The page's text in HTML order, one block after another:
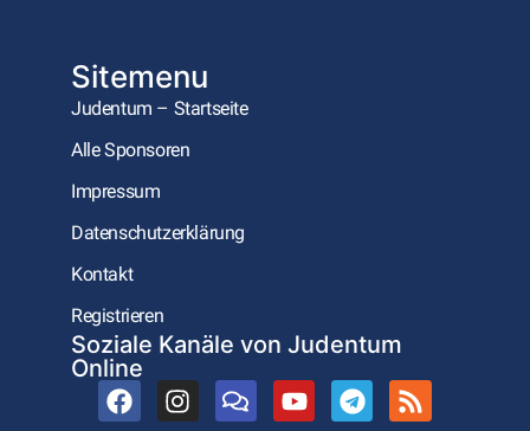
Sitemenu
Judentum – Startseite
Alle Sponsoren
Impressum
Datenschutzerklärung
Kontakt
Registrieren
Soziale Kanäle von Judentum
Online